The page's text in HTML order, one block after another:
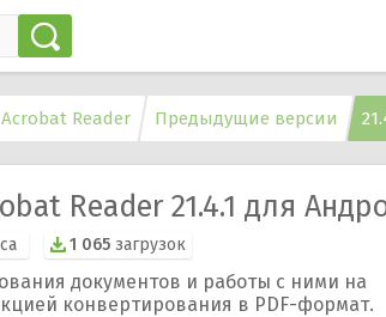
Reader Предыдущие версии
Reader 21.4.1 для
1 065 загрузок
документов и работы с ними на
конвертирования в PDF-формат.